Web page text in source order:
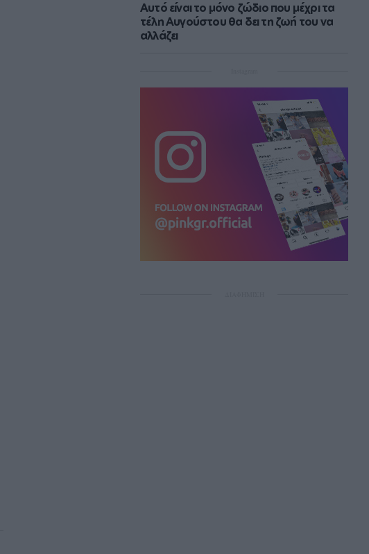
Αυτό είναι το μόνο ζώδιο που μέχρι τα
τέλη Αυγούστου θα δει τη ζωή του να
αλλάζει